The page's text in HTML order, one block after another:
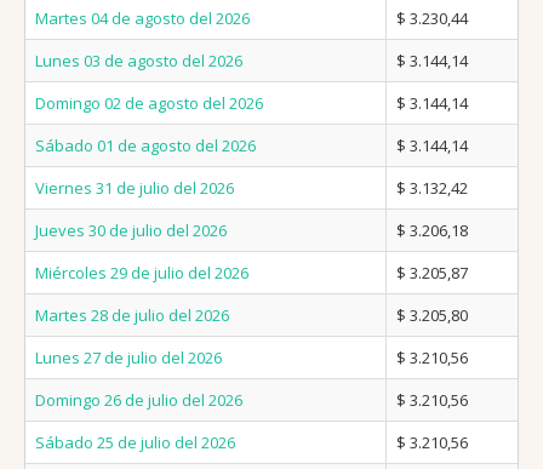
Martes 04 de agosto del 2026
$ 3.230,44
Lunes 03 de agosto del 2026
$ 3.144,14
Domingo 02 de agosto del 2026
$ 3.144,14
Sábado 01 de agosto del 2026
$ 3.144,14
Viernes 31 de julio del 2026
$ 3.132,42
Jueves 30 de julio del 2026
$ 3.206,18
Miércoles 29 de julio del 2026
$ 3.205,87
Martes 28 de julio del 2026
$ 3.205,80
Lunes 27 de julio del 2026
$ 3.210,56
Domingo 26 de julio del 2026
$ 3.210,56
Sábado 25 de julio del 2026
$ 3.210,56